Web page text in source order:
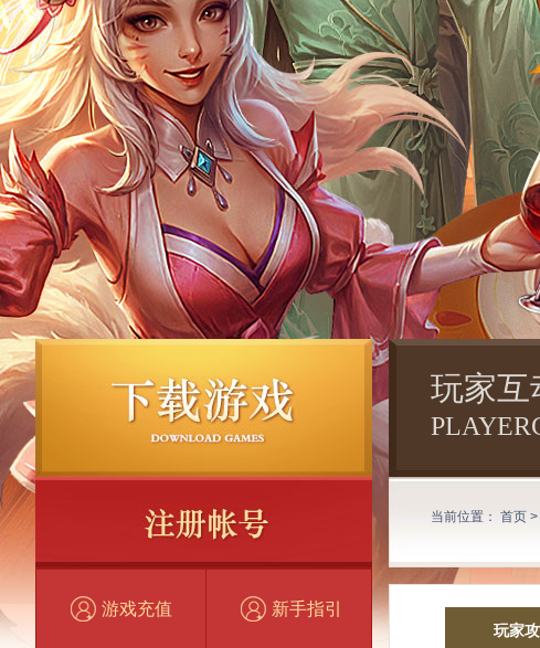
游戏充值 新手指引
玩家互
当前位置： 首页 >
玩家